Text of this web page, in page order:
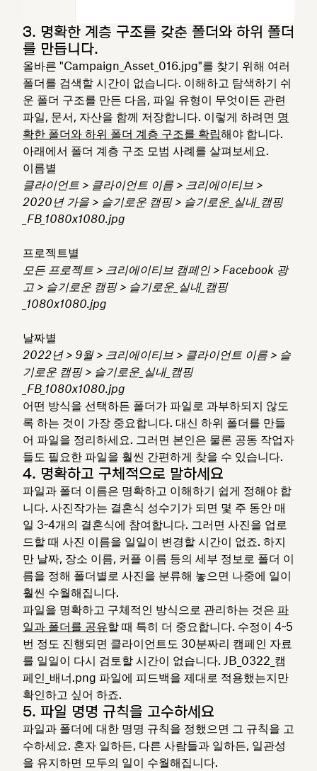
3. 명확한 계층 구조를 갖춘 폴더와 하위 폴더
를 만듭니다.
올바른 "Campaign_Asset_016.jpg"를 찾기 위해 여러
폴더를 검색할 시간이 없습니다. 이해하고 탐색하기 쉬
운 폴더 구조를 만든 다음, 파일 유형이 무엇이든 관련
파일, 문서, 자산을 함께 저장합니다. 이렇게 하려면 명
확한 폴더와 하위 폴더 계층 구조를 확립해야 합니다.
아래에서 폴더 계층 구조 모범 사례를 살펴보세요.
이름별
클라이언트 > 클라이언트 이름 > 크리에이티브 >
2020년 가을 > 슬기로운 캠핑 > 슬기로운_실내_캠핑
_FB_1080x1080.jpg
프로젝트별
모든 프로젝트 > 크리에이티브 캠페인 > Facebook 광
고 > 슬기로운 캠핑 > 슬기로운_실내_캠핑
_1080x1080.jpg
날짜별
2022년 > 9월 > 크리에이티브 > 클라이언트 이름 > 슬
기로운 캠핑 > 슬기로운_실내_캠핑
_FB_1080x1080.jpg
어떤 방식을 선택하든 폴더가 파일로 과부하되지 않도
록 하는 것이 가장 중요합니다. 대신 하위 폴더를 만들
어 파일을 정리하세요. 그러면 본인은 물론 공동 작업자
들도 필요한 파일을 훨씬 간편하게 찾을 수 있습니다.
4. 명확하고 구체적으로 말하세요
파일과 폴더 이름은 명확하고 이해하기 쉽게 정해야 합
니다. 사진작가는 결혼식 성수기가 되면 몇 주 동안 매
일 3~4개의 결혼식에 참여합니다. 그러면 사진을 업로
드할 때 사진 이름을 일일이 변경할 시간이 없죠. 하지
만 날짜, 장소 이름, 커플 이름 등의 세부 정보로 폴더 이
름을 정해 폴더별로 사진을 분류해 놓으면 나중에 일이
훨씬 수월해집니다.
파일을 명확하고 구체적인 방식으로 관리하는 것은 파
일과 폴더를 공유할 때 특히 더 중요합니다. 수정이 4~5
번 정도 진행되면 클라이언트도 30분짜리 캠페인 자료
를 일일이 다시 검토할 시간이 없습니다. JB_0322_캠
페인_배너.png 파일에 피드백을 제대로 적용했는지만
확인하고 싶어 하죠.
5. 파일 명명 규칙을 고수하세요
파일과 폴더에 대한 명명 규칙을 정했으면 그 규칙을 고
수하세요. 혼자 일하든, 다른 사람들과 일하든, 일관성
을 유지하면 모두의 일이 수월해집니다.